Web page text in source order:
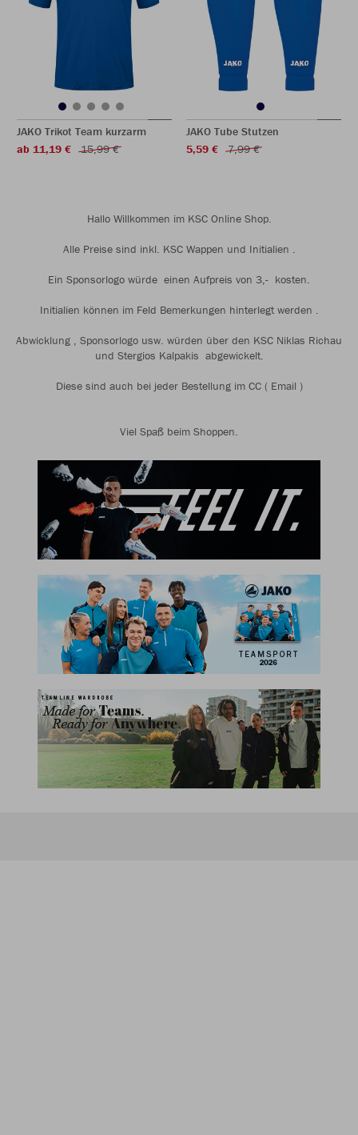
JAKO Trikot Team kurzarm
ab 11,19 €
15,99 €
JAKO Tube Stutzen
5,59 €
7,99 €
Hallo Willkommen im KSC Online Shop.
Alle Preise sind inkl. KSC Wappen und Initialien .
Ein Sponsorlogo würde einen Aufpreis von 3,- kosten.
Initialien können im Feld Bemerkungen hinterlegt werden .
Abwicklung , Sponsorlogo usw. würden über den KSC Niklas Richau
und Stergios Kalpakis abgewickelt.
Diese sind auch bei jeder Bestellung im CC ( Email )
Viel Spaß beim Shoppen.